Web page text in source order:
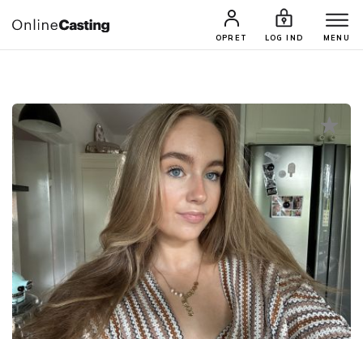
OPRET LOG IND MENU
CASTINGS & JOBS SØG PROFIL